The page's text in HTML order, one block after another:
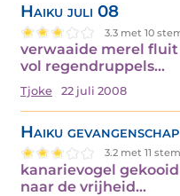
Haiku juli 08
3.3 met 10
verwaaide merel
vol regendruppels…
Tjoke 22 juli 2008
Haiku gevangenschap
3.2 met 11
kanarievogel
naar de vrijheid…